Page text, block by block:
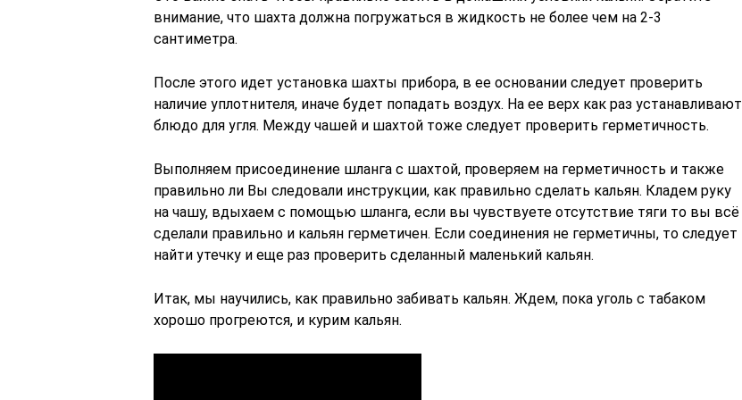
внимание, что шахта должна погружаться в жидкость не более чем на 2-3
сантиметра.
После этого идет установка шахты прибора, в ее основании следует проверить
наличие уплотнителя, иначе будет попадать воздух. На ее верх как раз устанавливают
блюдо для угля. Между чашей и шахтой тоже следует проверить герметичность.
Выполняем присоединение шланга с шахтой, проверяем на герметичность и также
правильно ли Вы следовали инструкции, как правильно сделать кальян. Кладем руку
на чашу, вдыхаем с помощью шланга, если вы чувствуете отсутствие тяги то вы всё
сделали правильно и кальян герметичен. Если соединения не герметичны, то следует
найти утечку и еще раз проверить сделанный маленький кальян.
Итак, мы научились, как правильно забивать кальян. Ждем, пока уголь с табаком
хорошо прогреются, и курим кальян.